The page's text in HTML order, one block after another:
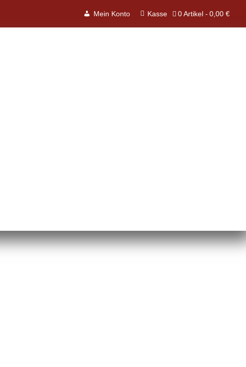
Mein Konto Kasse 0 Artikel 0,00 €